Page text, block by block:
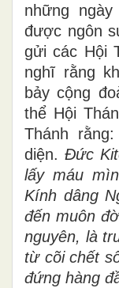
những
được ngôn
gửi các Hội
nghĩ rằng
bảy cộng
thể Hội
Thánh
diện. Đức
lấy máu
Kính dâng
đến muôn
nguyên, là
từ cõi chết
đứng hàng